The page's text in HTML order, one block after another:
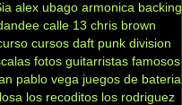
alex ubago armonica backing
calle 13 chris brown
cursos daft punk division
fotos guitarristas famosos
pablo vega juegos de bateria
los recoditos los rodriguez